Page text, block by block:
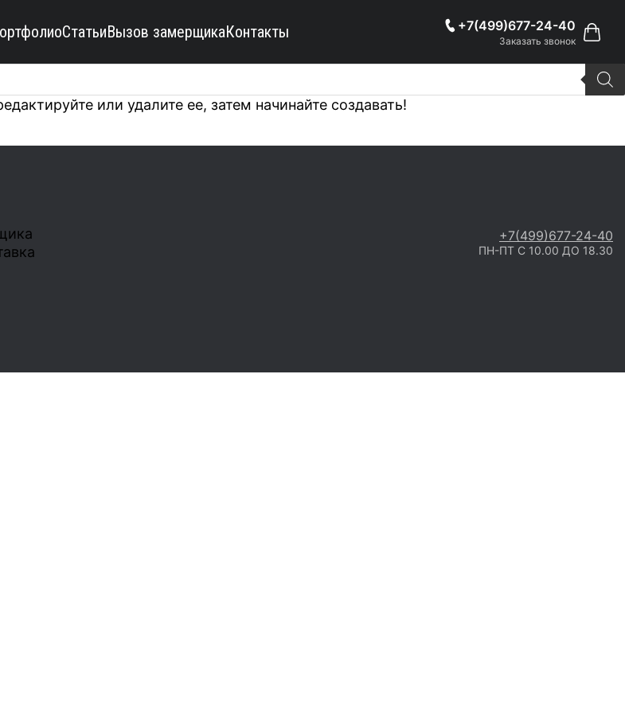
СтатьиВызов замерщикаКонтакты +7(499)677-24-40
Заказать звонок
или удалите ее, затем начинайте создавать!
+7(499)677-24-40
ПН-ПТ С 10.00 ДО 18.30